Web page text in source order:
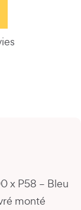
x P58 – Bleu
monté